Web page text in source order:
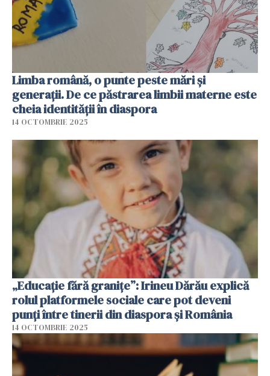
Limba română, o punte peste mări și
generații. De ce păstrarea limbii materne este
cheia identității în diaspora
14 OCTOMBRIE 2025
„Educație fără granițe”: Irineu Dărău explică
rolul platformele sociale care pot deveni
punți între tinerii din diaspora și România
14 OCTOMBRIE 2025